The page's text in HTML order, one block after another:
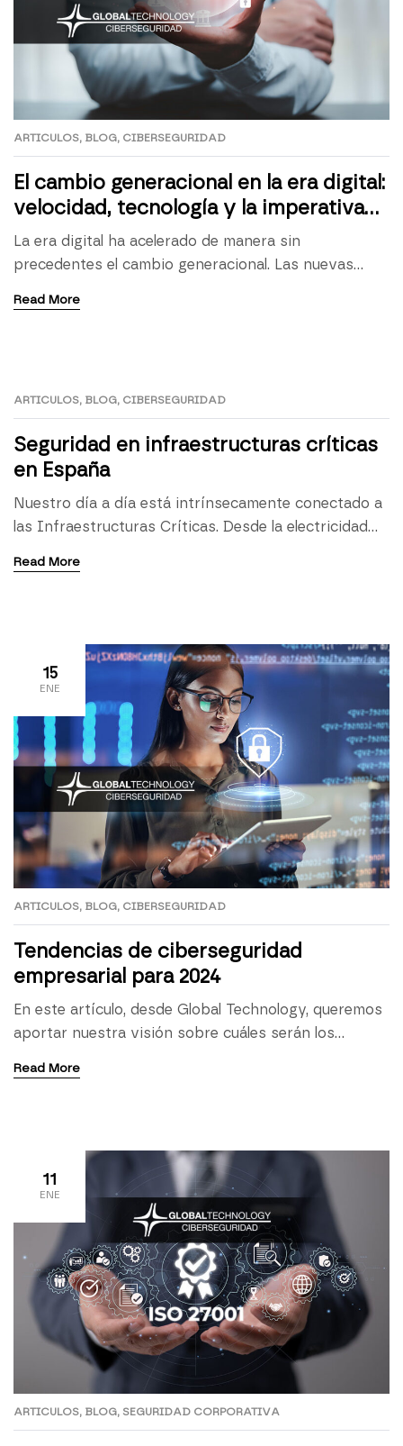
ARTICULOS, BLOG, CIBERSEGURIDAD
El cambio generacional en la era digital:
velocidad, tecnología y la imperativa
necesidad de ciberseguridad
La era digital ha acelerado de manera sin
precedentes el cambio generacional. Las nuevas
rápidamente a los avances tecnológicos, mientras
tecnología en nuestra sociedad actual y la […]
Read More
ARTICULOS, BLOG, CIBERSEGURIDAD
Seguridad en infraestructuras críticas
en España
Nuestro día a día está intrínsecamente conectado a
las Infraestructuras Críticas. Desde la electricidad
de agua potable, el transporte que tomamos para ir
para satisfacer nuestras necesidades básicas y
realizar actividades […]
Read More
15
ENE
ARTICULOS, BLOG, CIBERSEGURIDAD
Tendencias de ciberseguridad
empresarial para 2024
En este artículo, desde Global Technology, queremos
aportar nuestra visión sobre cuáles serán los
ciberseguridad en el ámbito empresarial en
imparable evolución tecnológica. El rol del SOC, uno
de los pilares de […]
Read More
11
ENE
ARTICULOS, BLOG, SEGURIDAD CORPORATIVA